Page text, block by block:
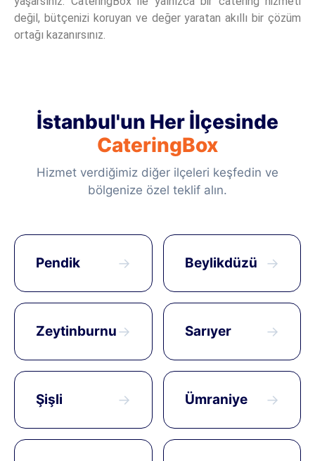
değil, bütçenizi koruyan ve değer yaratan akıllı bir çözüm
ortağı kazanırsınız.
İstanbul'un Her İlçesinde
CateringBox
Hizmet verdiğimiz diğer ilçeleri keşfedin ve
bölgenize özel teklif alın.
Pendik → Beylikdüzü →
Zeytinburnu→ Sarıyer →
Şişli → Ümraniye →